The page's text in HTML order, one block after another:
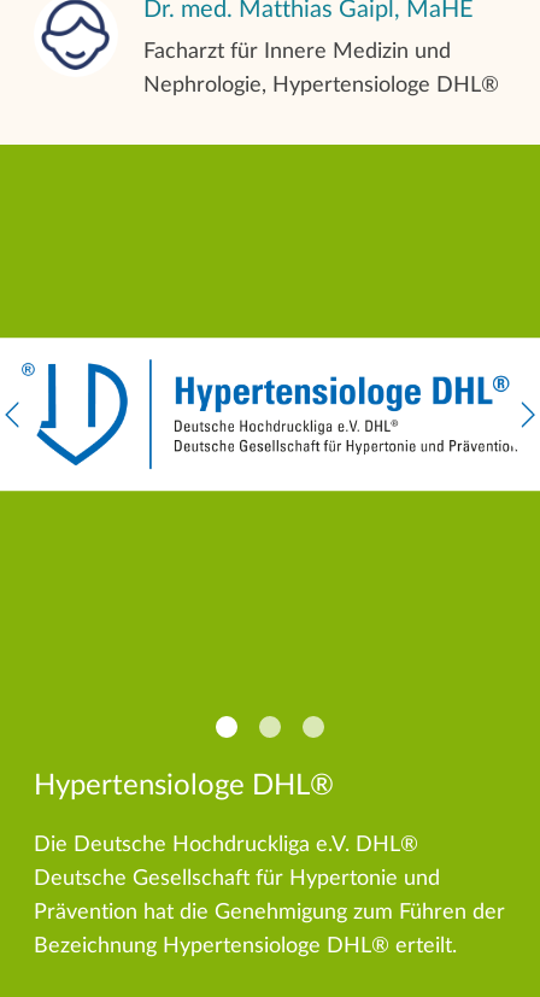
Transplantationsvorbereitung und -
Dr. med. Matthias Gaipl, MaHE
Facharzt für Innere Medizin und
Nephrologie, Hypertensiologe DHL®
Hypertensiologe DHL®
Die Deutsche Hochdruckliga e.V. DHL®
Deutsche Gesellschaft für Hypertonie und
Prävention hat die Genehmigung zum Führen der
Bezeichnung Hypertensiologe DHL® erteilt.